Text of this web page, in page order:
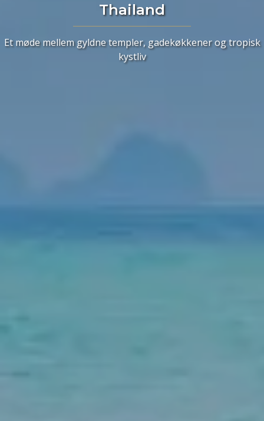
Thailand
Et møde mellem gyldne templer, gadekøkkener og tropisk
kystliv